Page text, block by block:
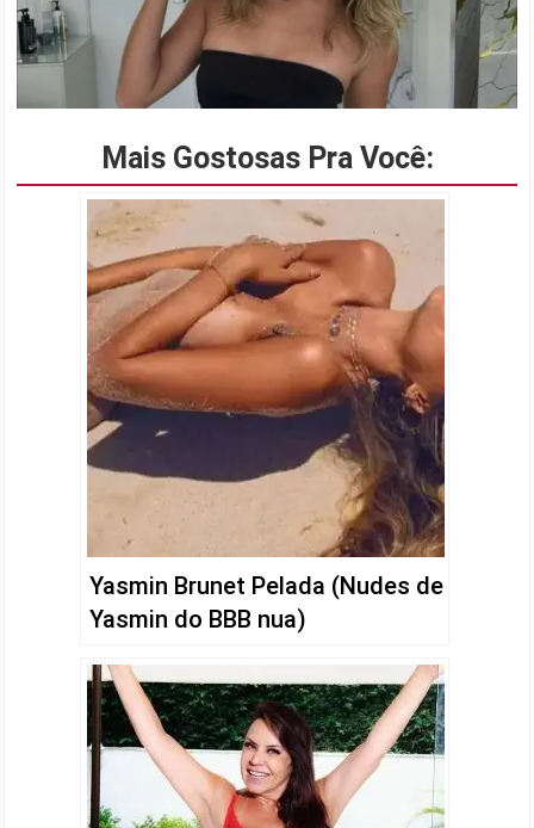
Mais Gostosas Pra Você:
Yasmin Brunet Pelada (Nudes de
Yasmin do BBB nua)